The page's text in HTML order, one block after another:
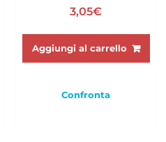
3,05€
Aggiungi al carrello
Confronta